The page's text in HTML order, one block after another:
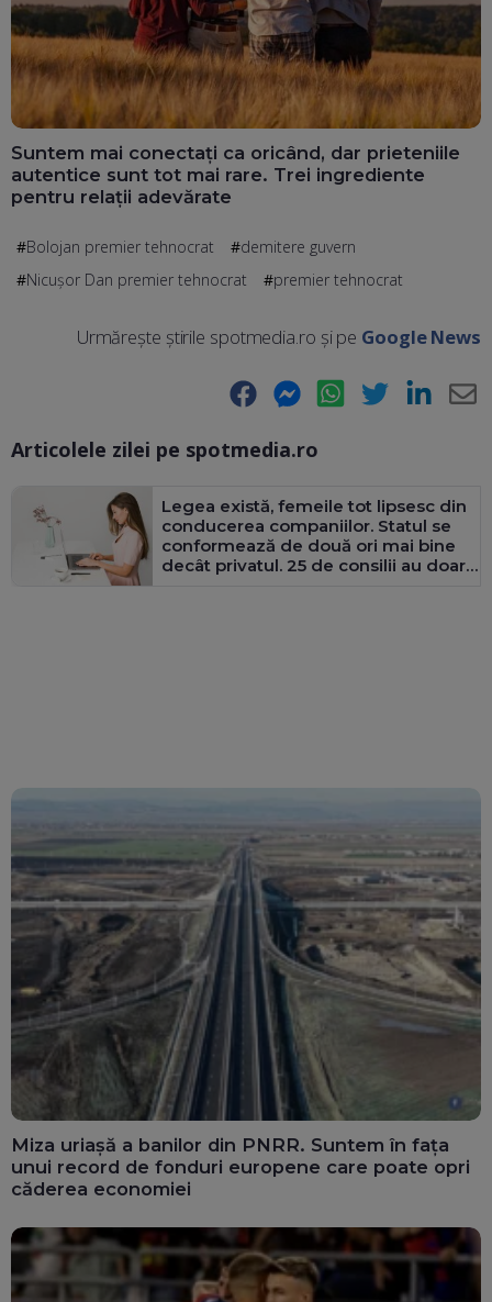
Suntem mai conectați ca oricând, dar prieteniile
autentice sunt tot mai rare. Trei ingrediente
pentru relații adevărate
Bolojan premier tehnocrat
demitere guvern
Nicuşor Dan premier tehnocrat
premier tehnocrat
Urmărește știrile spotmedia.ro și pe Google News
Facebook Messenger WhatsApp Twitter LinkedIn
Articolele zilei pe spotmedia.ro
Legea există, femeile tot lipsesc din
conducerea companiilor. Statul se
conformează de două ori mai bine
decât privatul. 25 de consilii au doar
Miza uriașă a banilor din PNRR. Suntem în fața
unui record de fonduri europene care poate opri
căderea economiei